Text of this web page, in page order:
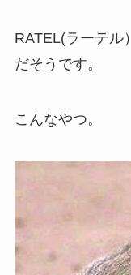
RATEL(ラーテル
だそうです。
こんなやつ。